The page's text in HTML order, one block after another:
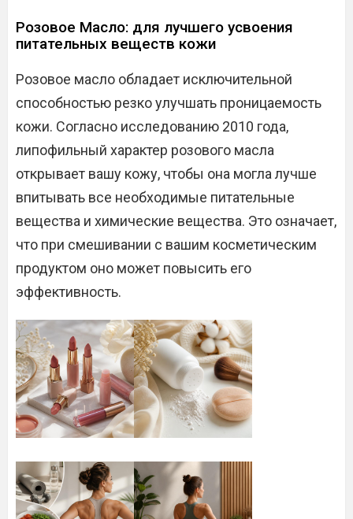
Розовое Масло: для лучшего усвоения
питательных веществ кожи
Розовое масло обладает исключительной
способностью резко улучшать проницаемость
кожи. Согласно исследованию 2010 года,
липофильный характер розового масла
открывает вашу кожу, чтобы она могла лучше
впитывать все необходимые питательные
вещества и химические вещества. Это означает,
что при смешивании с вашим косметическим
продуктом оно может повысить его
эффективность.